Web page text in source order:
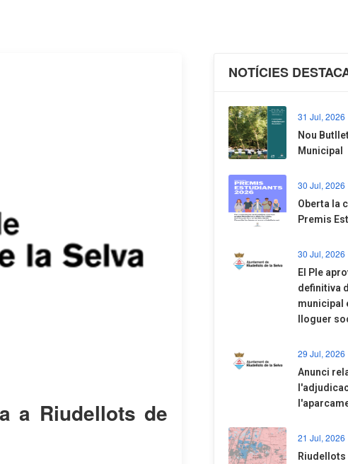
a Riudellots de
NOTÍCIES
31 Jul, 2026
Nou
Municipal
30 Jul, 2026
Oberta la
Premis
30 Jul, 2026
El Ple
definitiva
municipal
lloguer
29 Jul, 2026
Anunci
21 Jul, 2026
Riudellots